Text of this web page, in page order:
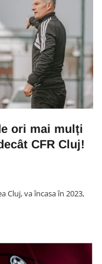
ori mai mulți
CFR Cluj!
Cluj, va încasa în 2023,